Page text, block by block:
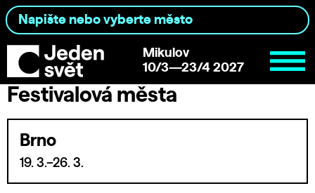
Mikulov
10/3—23/4 2027
Festivalová města
Brno
19. 3.–26. 3.